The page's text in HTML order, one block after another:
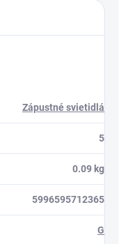
Zápustné svietidlá
5
0.09 kg
5996595712365
G